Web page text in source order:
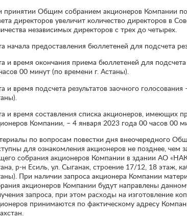
принятии Общим собранием акционеров Компании
директоров увеличит количество директоров в
независимых директоров с трех до четырех.
начала предоставления бюллетеней для подсчета
и время окончания приема бюллетеней для
00 минут (по времени г. Астаны).
и время подсчета результатов заочного
и время составления списка акционеров, имеющих
Компании, – 4 января 2023 года 00 часов 00
по вопросам повестки дня внеочередного
для ознакомления акционеров не позднее, чем
собрания акционеров Компании в здании АО «НАК
р-н Есиль, ул. Сыганак, строение 17/12, 18 этаж,
При наличии запроса акционера Компании
акционеров Компании будут направлены
запроса, при этом расходы на изготовление
принимаются по фактическому адресу